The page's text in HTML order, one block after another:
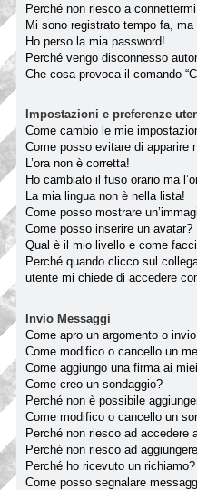
Perché non riesco a
Mi sono registrato tempo fa,
Ho perso la mia password!
Perché vengo disconnesso
Che cosa provoca il comando
Impostazioni e preferenze
Come cambio le mie
Come posso evitare di apparire
L’ora non è corretta!
Ho cambiato il fuso orario ma
La mia lingua non è nella lista!
Come posso mostrare
Come posso inserire un avatar?
Qual è il mio livello e come
Perché quando clicco sul
utente mi chiede di accedere
Invio Messaggi
Come apro un argomento o
Come modifico o cancello un
Come aggiungo una firma ai
Come creo un sondaggio?
Perché non è possibile
Come modifico o cancello un
Perché non riesco ad accedere
Perché non riesco ad
Perché ho ricevuto un richiamo?
Come posso segnalare